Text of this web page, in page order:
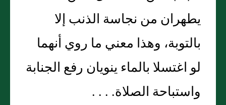
يطهران من نجاسة الذنب إلا
بالتوبة، وهذا معني ما روي أنهما
لو اغتسلا بالماء ينويان رفع الجنابة
واستباحة الصلاة‏.‏ ‏.‏ ‏.‏ ‏.‏